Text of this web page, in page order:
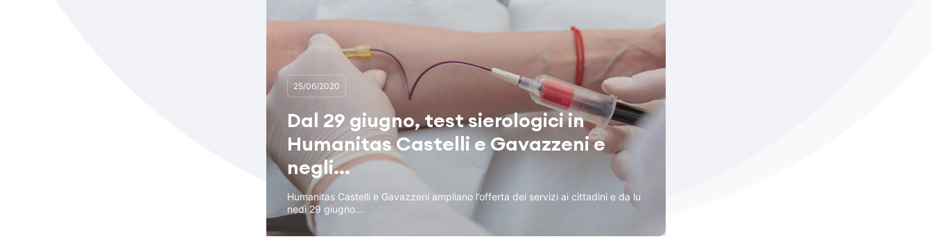
25/06/2020
Dal 29 giugno, test sierologici in
Humanitas Castelli e Gavazzeni e
negli...
Humanitas Castelli e Gavazzeni ampliano l’offerta dei servizi ai cittadini e da lu
nedì 29 giugno...